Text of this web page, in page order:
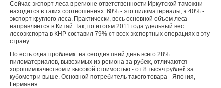
Сейчас экспорт леса в регионе ответственности Иркутской таможни
находится в таких соотношениях: 60% - это пиломатериалы, а 40% -
экспорт круглого леса. Практически, весь основной объем леса
направляется в Китай. Так, по итогам 2011 года удельный вес
лесоэкспорта в КНР составил 79% от всех экспортных операциях в эту
страну.
Но есть одна проблема: на сегодняшний день всего 28%
пиломатериалов, вывозимых из региона за рубеж, отличаются
хорошим качеством и высокой стоимостью - от 8 тысяч рублей за
кубометр и выше. Основной потребитель такого товара - Япония,
Германия.